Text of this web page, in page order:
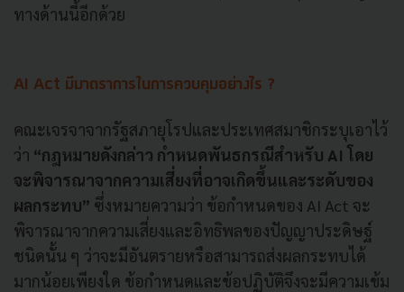
ทางด้านนี้อีกด้วย
AI Act มีมาตราการในการควบคุมอย่างไร ?
คณะเจรจาจากรัฐสภายุโรปและประเทศสมาชิกระบุเอาไว้
ว่า “กฎหมายดังกล่าว กำหนดพันธกรณีสำหรับ AI โดย
จะพิจารณาจากความเสี่ยงที่อาจเกิดขึ้นและระดับของ
ผลกระทบ” ซึ่งหมายความว่า ข้อกำหนดของ AI Act จะ
พิจารณาจากความเสี่ยงและอิทธิพลของปัญญาประดิษฐ์
ชนิดนั้น ๆ ว่าจะมีอันตรายหรือสามารถส่งผลกระทบได้
มากน้อยเพียงใด ข้อกำหนดและข้อปฏิบัติจึงจะมีความเข้ม